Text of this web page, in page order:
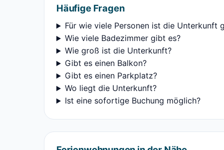
Häufige Fragen
Für wie viele Personen ist die Unterkunft
Wie viele Badezimmer gibt es?
Wie groß ist die Unterkunft?
Gibt es einen Balkon?
Gibt es einen Parkplatz?
Wo liegt die Unterkunft?
Ist eine sofortige Buchung möglich?